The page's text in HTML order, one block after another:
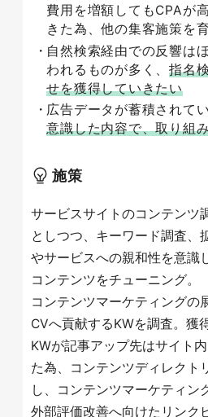
費用を増額してもCPAが
きた為、他の集客施策を
自然検索経由での反響は
われるものが多く、指名
せを獲得していきたい
広告データが蓄積されて
意識した内容で、取り組
施策
サービスサイトのコンテンツ
としつつ、キーワード調査、
やサービスへの親和性を意識
コンテンツをチューニング。
コンテンツマーケティングの
CVへ貢献するKWを調査。獲
KWが記事アップ先はサイト
た為、コンテンツディレクト
し、コンテンツマーケティン
外部評価改善へ向けたリンク